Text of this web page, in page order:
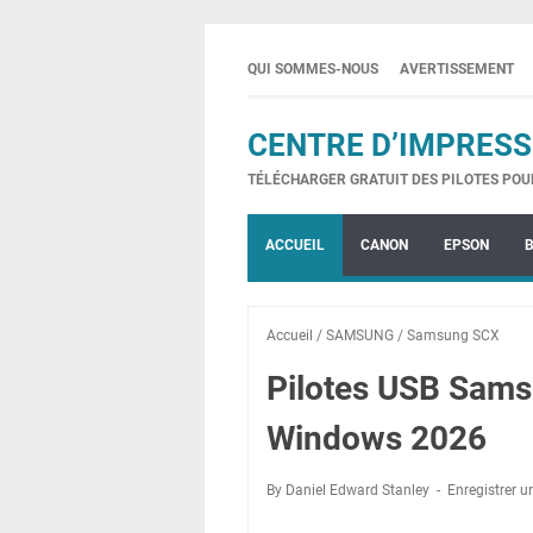
QUI SOMMES-NOUS AVERTISSEMENT
CENTRE
TÉLÉCHARGER GRATUIT DES PILOTES
ACCUEIL CANON EPSON
Accueil / SAMSUNG / Samsung SCX
Pilotes USB
Windows 2026
By Daniel Edward Stanley Enregistrer